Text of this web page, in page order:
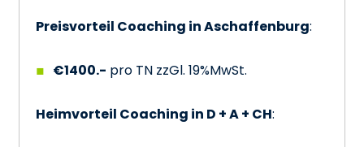
Preisvorteil Coaching in Aschaffenburg:
€1400.- pro TN zzGl. 19%MwSt.
Heimvorteil Coaching in D + A + CH: